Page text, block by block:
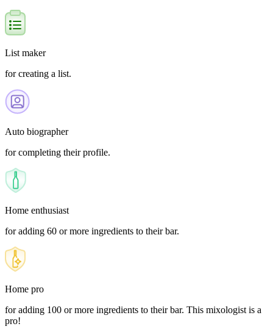
List maker
for creating a list.
Auto biographer
for completing their profile.
Home enthusiast
for adding 60 or more ingredients to their bar.
Home pro
for adding 100 or more ingredients to their bar. This mixologist is a
pro!